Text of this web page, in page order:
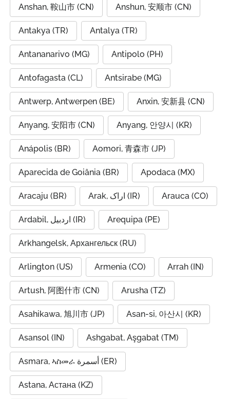
Anshan, 鞍山市 (CN) Anshun, 安顺市 (CN)
Antakya (TR) Antalya (TR)
Antananarivo (MG) Antipolo (PH)
Antofagasta (CL) Antsirabe (MG)
Antwerp, Antwerpen (BE) Anxin, 安新县 (CN)
Anyang, 安阳市 (CN) Anyang, 안양시 (KR)
Anápolis (BR) Aomori, 青森市 (JP)
Aparecida de Goiânia (BR) Apodaca (MX)
Aracaju (BR) Arak, اراک (IR) Arauca (CO)
Ardabil, اردبیل (IR) Arequipa (PE)
Arkhangelsk, Архангельск (RU)
Arlington (US) Armenia (CO) Arrah (IN)
Artush, 阿图什市 (CN) Arusha (TZ)
Asahikawa, 旭川市 (JP) Asan-si, 아산시 (KR)
Asansol (IN) Ashgabat, Aşgabat (TM)
Asmara, ኣስመራ أسمرة (ER)
Astana, Астана (KZ)